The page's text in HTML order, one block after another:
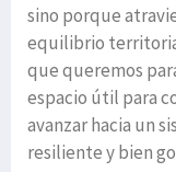
sino porque
equilibrio
que queremos
espacio útil para
avanzar hacia un
resiliente y bien